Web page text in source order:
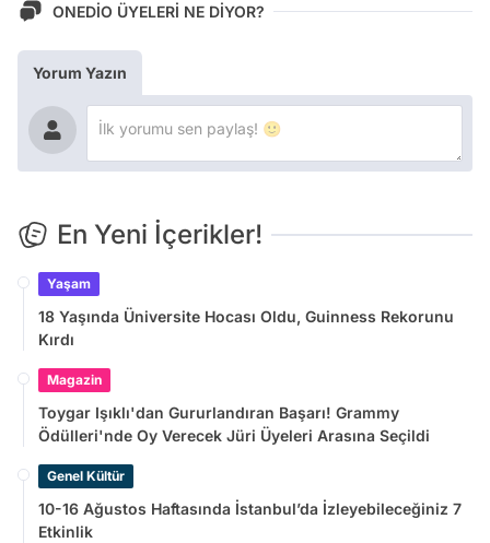
ONEDİO ÜYELERİ NE DİYOR?
Yorum Yazın
En Yeni İçerikler!
Yaşam
18 Yaşında Üniversite Hocası Oldu, Guinness Rekorunu
Kırdı
Magazin
Toygar Işıklı'dan Gururlandıran Başarı! Grammy
Ödülleri'nde Oy Verecek Jüri Üyeleri Arasına Seçildi
Genel Kültür
10-16 Ağustos Haftasında İstanbul’da İzleyebileceğiniz 7
Etkinlik